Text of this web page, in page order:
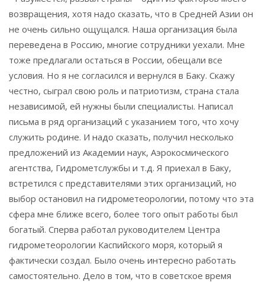
возвращения, хотя надо сказать, что в Средней Азии он
не очень сильно ощущался. Наша организация была
переведена в Россию, многие сотрудники уехали. Мне
тоже предлагали остаться в России, обещали все
условия. Но я не согласился и вернулся в Баку. Скажу
честно, сыграл свою роль и патриотизм, страна стала
независимой, ей нужны были специалисты. Написал
письма в ряд организаций с указанием того, что хочу
служить родине. И надо сказать, получил несколько
предложений из Академии наук, Аэрокосмического
агентства, Гидрометслужбы и т.д. Я приехал в Баку,
встретился с представителями этих организаций, но
выбор остановил на гидрометеорологии, потому что эта
сфера мне ближе всего, более того опыт работы был
богатый. Сперва работал руководителем Центра
гидрометеорологии Каспийского моря, который я
фактически создал. Было очень интересно работать
самостоятельно. Дело в том, что в советское время